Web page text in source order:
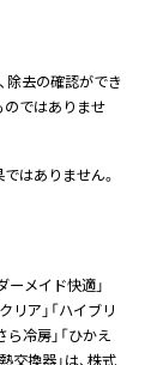
除去の確認ができ
のではありませ
はありません。
ーメイド快適」
リア」「ハイブリ
ら冷房」「ひかえ
交換器」は、株式